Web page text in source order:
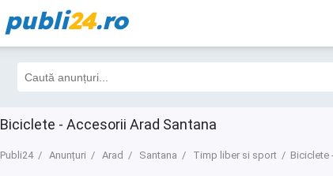
publi24.ro
Biciclete - Accesorii Arad Santana
Publi24 Anunțuri Arad Santana Timp liber si sport Biciclete
Filtre 3 Toate
7